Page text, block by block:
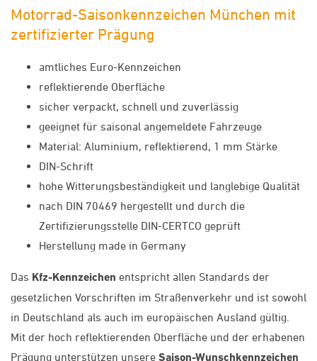
Motorrad-Saisonkennzeichen München mit
zertifizierter Prägung
amtliches Euro-Kennzeichen
reflektierende Oberfläche
sicher verpackt, schnell und zuverlässig
geeignet für saisonal angemeldete Fahrzeuge
Material: Aluminium, reflektierend, 1 mm Stärke
DIN-Schrift
hohe Witterungsbeständigkeit und langlebige Qualität
nach DIN 70469 hergestellt und durch die
Zertifizierungsstelle DIN-CERTCO geprüft
Herstellung made in Germany
Das Kfz-Kennzeichen entspricht allen Standards der
gesetzlichen Vorschriften im Straßenverkehr und ist sowohl
in Deutschland als auch im europäischen Ausland gültig.
Mit der hoch reflektierenden Oberfläche und der erhabenen
Prägung unterstützen unsere Saison-Wunschkennzeichen